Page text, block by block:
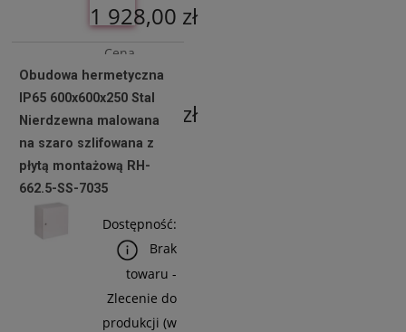
1 928,00 zł
Cena
netto:
1 567,48 zł
Obudowa hermetyczna
IP65 600x600x250 Stal
Nierdzewna malowana
na szaro szlifowana z
płytą montażową RH-
662.5-SS-7035
Dostępność:
Brak
towaru -
Zlecenie do
produkcji (w